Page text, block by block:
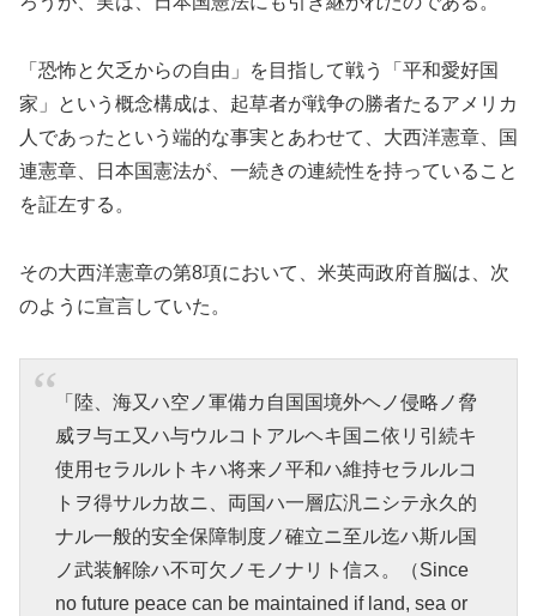
「恐怖と欠乏からの自由」を目指して戦う「平和愛好国
家」という概念構成は、起草者が戦争の勝者たるアメリカ
人であったという端的な事実とあわせて、大西洋憲章、国
連憲章、日本国憲法が、一続きの連続性を持っていること
を証左する。
その大西洋憲章の第8項において、米英両政府首脳は、次
のように宣言していた。
「陸、海又ハ空ノ軍備カ自国国境外ヘノ侵略ノ脅
威ヲ与エ又ハ与ウルコトアルヘキ国ニ依リ引続キ
使用セラルルトキハ将来ノ平和ハ維持セラルルコ
トヲ得サルカ故ニ、両国ハ一層広汎ニシテ永久的
ナル一般的安全保障制度ノ確立ニ至ル迄ハ斯ル国
ノ武装解除ハ不可欠ノモノナリト信ス。（Since
no future peace can be maintained if land, sea or